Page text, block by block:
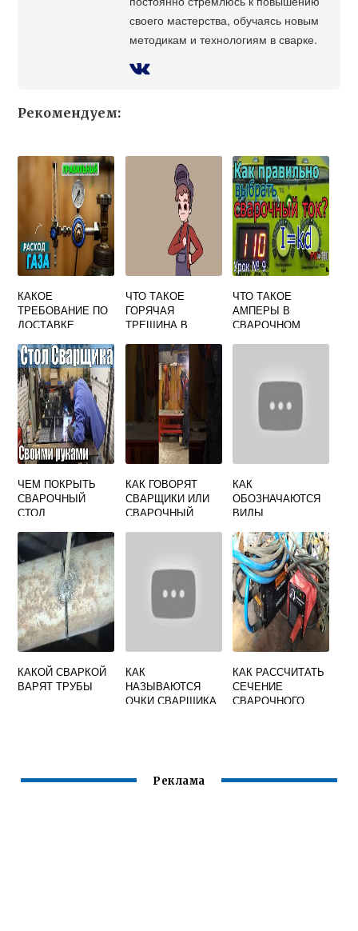
своего мастерства, обучаясь новым
методикам и технологиям в сварке.
Рекомендуем:
КАКОЕ
ТРЕБОВАНИЕ ПО
ДОСТАВКЕ
ГАЗАМИ К МЕСТУ
СВАРОЧНЫХ
РАБОТ УКАЗАНО
ВЕРНО
ЧТО ТАКОЕ
ГОРЯЧАЯ
ТРЕЩИНА В
ЧТО ТАКОЕ
АМПЕРЫ В
СВАРОЧНОМ
ЧЕМ ПОКРЫТЬ
СВАРОЧНЫЙ
СТОЛ
КАК ГОВОРЯТ
СВАРЩИКИ ИЛИ
СВАРОЧНЫЙ
КАК
ОБОЗНАЧАЮТСЯ
ВИДЫ
ПРОВОЛОКИ ДЛЯ
СВАРКИ
ВЫСОКОЛЕГИРОВ
АННОЙ СТАЛИ
КАКОЙ СВАРКОЙ
ВАРЯТ ТРУБЫ
КАК
НАЗЫВАЮТСЯ
ОЧКИ СВАРЩИКА
КАК РАССЧИТАТЬ
СЕЧЕНИЕ
СВАРОЧНОГО
Реклама